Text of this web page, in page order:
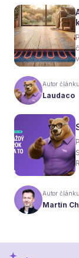
Autor článku
Laudaco
Autor článku
Martin